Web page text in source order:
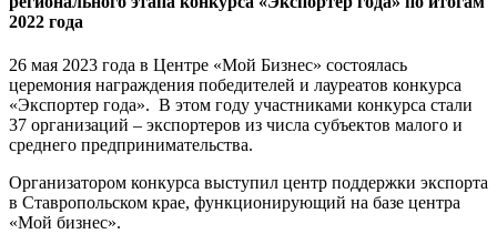
2022 года
26 мая 2023 года в Центре «Мой Бизнес» состоялась
церемония награждения победителей и лауреатов конкурса
«Экспортер года». В этом году участниками конкурса стали
37 организаций – экспортеров из числа субъектов малого и
среднего предпринимательства.
Организатором конкурса выступил центр поддержки экспорта
в Ставропольском крае, функционирующий на базе центра
«Мой бизнес».